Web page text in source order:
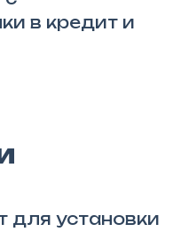
в кредит и
для установки